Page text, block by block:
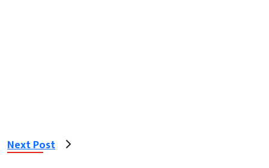
Next Post